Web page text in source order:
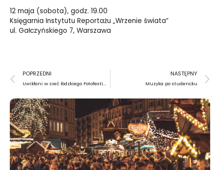
12 maja (sobota), godz. 19.00
Księgarnia Instytutu Reportażu „Wrzenie świata”
ul. Gałczyńskiego 7, Warszawa
Prev
POPRZEDNI
Uwikłani w sieć łódzkiego Fotofestiwalu
NASTĘPNY
Muzyka po studencku